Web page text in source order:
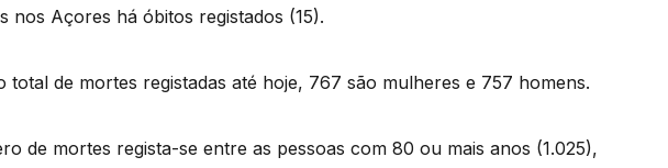
nos Açores há óbitos registados (15).
total de mortes registadas até hoje, 767 são mulheres e 757 homens.
de mortes regista-se entre as pessoas com 80 ou mais anos (1.025),